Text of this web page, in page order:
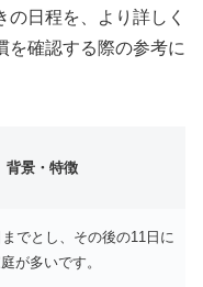
の日程を、より詳しく
を確認する際の参考に
背景・特徴
でとし、その後の11日に
が多いです。